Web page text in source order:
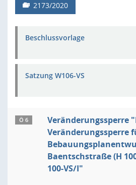
2173/2020
Beschlussvorlage
Satzung W106-VS
Ö 6
Veränderungssperre
Veränderungssperre
Baentschstraße (H
100-VS/I"